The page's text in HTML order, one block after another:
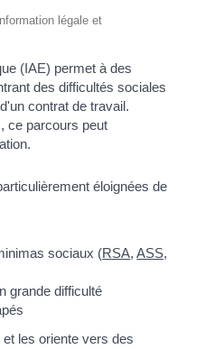
légale et
(IAE) permet à des
des difficultés sociales
contrat de travail.
ce parcours peut
éloignées de
sociaux (RSA,ASS,
grande difficulté
les oriente vers des